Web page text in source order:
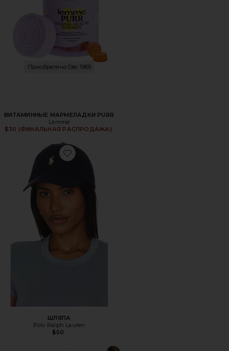
Приобретено Dec 1969
ВИТАМИННЫЕ МАРМЕЛАДКИ PURR
Lemme
$30 (ФИНАЛЬНАЯ РАСПРОДАЖА)
Favorite ШЛЯПА
ШЛЯПА
Polo Ralph Lauren
$50